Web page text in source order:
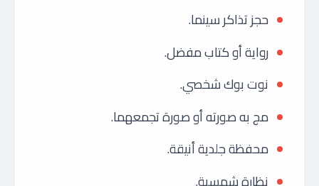
حجز تذاكر سينما.
رواية أو كتاب مفضل.
نوت بوك شخصي.
مج به صورته أو صورة تجمعهما.
محفظة جلدية أنيقة.
نظارة شمسية.